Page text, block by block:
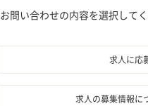
お問い合わせの内容を選択して
求人に応
求人の募集情報に